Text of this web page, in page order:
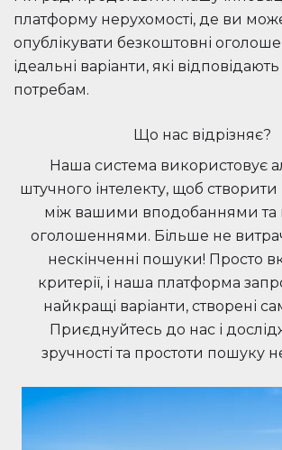
платформу нерухомості, де ви
опублікувати безкоштовні
ідеальні варіанти, які
потребам.
Що нас відрізняє?
Наша система використовує
штучного інтелекту, щоб створити
між вашими вподобаннями та
оголошеннями. Більше не
нескінченні пошуки! Просто
критерії, і наша платформа
найкращі варіанти, створені
Приєднуйтесь до нас і
зручності та простоти пошуку